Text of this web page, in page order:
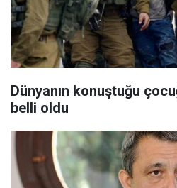
Dünyanın konuştuğu
belli oldu